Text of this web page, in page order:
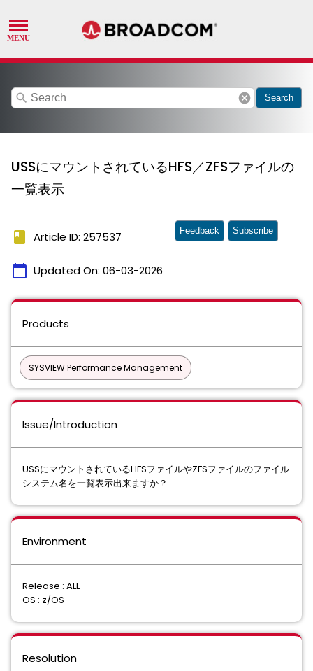
search cancel Search
USSにマウントされているHFS／ZFSファイルの
一覧表示
book Article ID: 257537
calendar_today Updated On: 06-03-2026
Feedback Subscribe
Products
SYSVIEW Performance Management
Issue/Introduction
USSにマウントされているHFSファイルやZFSファイルのファイル
システム名を一覧表示出来ますか？
Environment
Release : ALL
OS : z/OS
Resolution